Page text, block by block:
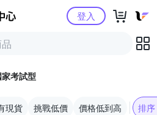
Yahoo購物中心登入
考試型
現貨 挑戰低價 價格低到高 排序